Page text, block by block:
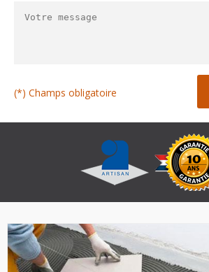
(*) Champs obligatoire